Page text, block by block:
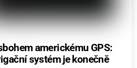
americkému GPS:
systém je konečně